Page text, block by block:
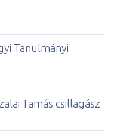
Tanulmányi
Tamás csillagász